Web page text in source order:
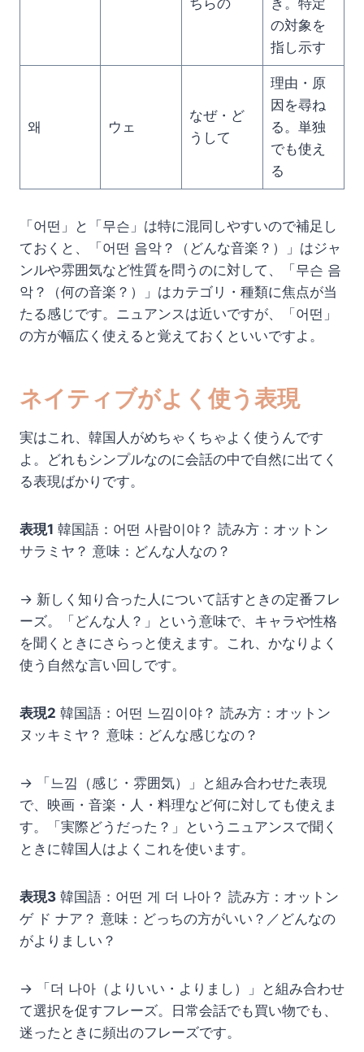
ちらの
き。特定
の対象を
指し示す
왜 ウェ
なぜ・ど
うして
理由・原
因を尋ね
る。単独
でも使え
る
「어떤」と「무슨」は特に混同しやすいので補足し
ておくと、「어떤 음악？（どんな音楽？）」はジャ
ンルや雰囲気など性質を問うのに対して、「무슨 음
악？（何の音楽？）」はカテゴリ・種類に焦点が当
たる感じです。ニュアンスは近いですが、「어떤」
の方が幅広く使えると覚えておくといいですよ。
ネイティブがよく使う表現
実はこれ、韓国人がめちゃくちゃよく使うんです
よ。どれもシンプルなのに会話の中で自然に出てく
る表現ばかりです。
表現1 韓国語：어떤 사람이야？ 読み方：オットン
サラミヤ？ 意味：どんな人なの？
→ 新しく知り合った人について話すときの定番フレ
ーズ。「どんな人？」という意味で、キャラや性格
を聞くときにさらっと使えます。これ、かなりよく
使う自然な言い回しです。
表現2 韓国語：어떤 느낌이야？ 読み方：オットン
ヌッキミヤ？ 意味：どんな感じなの？
→ 「느낌（感じ・雰囲気）」と組み合わせた表現
で、映画・音楽・人・料理など何に対しても使えま
す。「実際どうだった？」というニュアンスで聞く
ときに韓国人はよくこれを使います。
表現3 韓国語：어떤 게 더 나아？ 読み方：オットン
ゲ ド ナア？ 意味：どっちの方がいい？／どんなの
がよりましい？
→ 「더 나아（よりいい・よりまし）」と組み合わせ
て選択を促すフレーズ。日常会話でも買い物でも、
迷ったときに頻出のフレーズです。